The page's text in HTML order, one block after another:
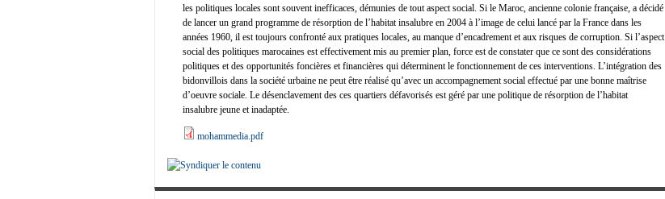
les politiques locales sont souvent inefficaces, démunies de tout aspect social. Si le Maroc, ancienne colonie française, a décidé
de lancer un grand programme de résorption de l’habitat insalubre en 2004 à l’image de celui lancé par la France dans les
années 1960, il est toujours confronté aux pratiques locales, au manque d’encadrement et aux risques de corruption. Si l’aspect
social des politiques marocaines est effectivement mis au premier plan, force est de constater que ce sont des considérations
politiques et des opportunités foncières et financières qui déterminent le fonctionnement de ces interventions. L’intégration des
bidonvillois dans la société urbaine ne peut être réalisé qu’avec un accompagnement social effectué par une bonne maîtrise
d’oeuvre sociale. Le désenclavement des ces quartiers défavorisés est géré par une politique de résorption de l’habitat
insalubre jeune et inadaptée.
mohammedia.pdf